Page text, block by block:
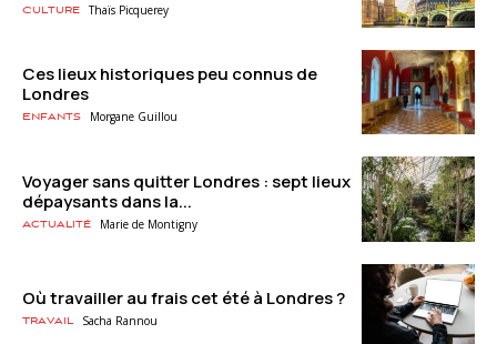
Culture Thaïs Picquerey
Ces lieux historiques peu connus de
Londres
Enfants Morgane Guillou
Voyager sans quitter Londres : sept lieux
dépaysants dans la...
Actualité Marie de Montigny
Où travailler au frais cet été à Londres ?
Travail Sacha Rannou